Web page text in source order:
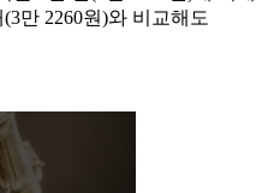
만 2260원)와 비교해도